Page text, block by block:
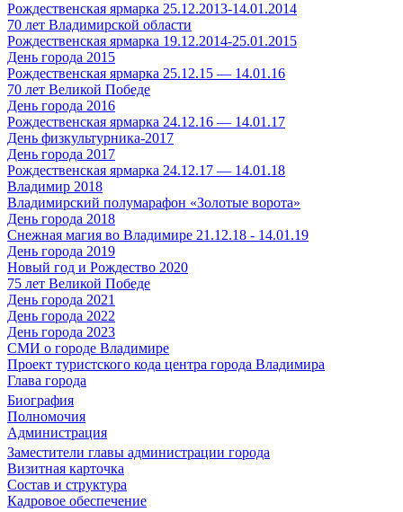
Рождественская ярмарка 25.12.2013-14.01.2014
70 лет Владимирской области
Рождественская ярмарка 19.12.2014-25.01.2015
День города 2015
Рождественская ярмарка 25.12.15 — 14.01.16
70 лет Великой Победе
День города 2016
Рождественская ярмарка 24.12.16 — 14.01.17
День физкультурника-2017
День города 2017
Рождественская ярмарка 24.12.17 — 14.01.18
Владимир 2018
Владимирский полумарафон «Золотые ворота»
День города 2018
Снежная магия во Владимире 21.12.18 - 14.01.19
День города 2019
Новый год и Рождество 2020
75 лет Великой Победе
День города 2021
День города 2022
День города 2023
СМИ о городе Владимире
Проект туристского кода центра города Владимира
Глава города
Биография
Полномочия
Администрация
Заместители главы администрации города
Визитная карточка
Состав и структура
Кадровое обеспечение